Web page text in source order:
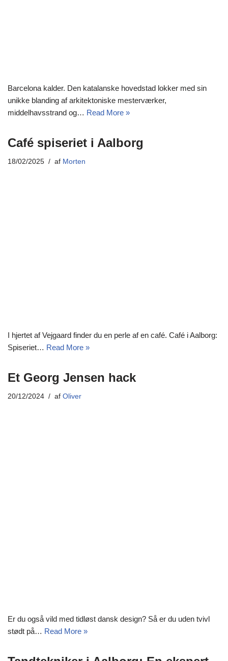
Barcelona kalder. Den katalanske hovedstad lokker med sin
unikke blanding af arkitektoniske mesterværker,
middelhavsstrand og… Read More »
Café spiseriet i Aalborg
18/02/2025 af Morten
I hjertet af Vejgaard finder du en perle af en café. Café i Aalborg:
Spiseriet… Read More »
Et Georg Jensen hack
20/12/2024 af Oliver
Er du også vild med tidløst dansk design? Så er du uden tvivl
stødt på… Read More »